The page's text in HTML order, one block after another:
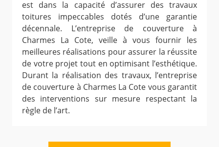
est dans la capacité d’assurer des travaux
toitures impeccables dotés d’une garantie
décennale. L’entreprise de couverture à
Charmes La Cote, veille à vous fournir les
meilleures réalisations pour assurer la réussite
de votre projet tout en optimisant l’esthétique.
Durant la réalisation des travaux, l’entreprise
de couverture à Charmes La Cote vous garantit
des interventions sur mesure respectant la
règle de l’art.